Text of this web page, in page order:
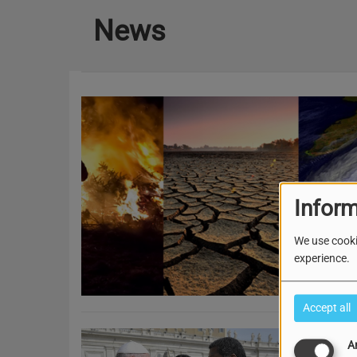
We use
experience.
Accept all
News
MUNDU
MUNDU?